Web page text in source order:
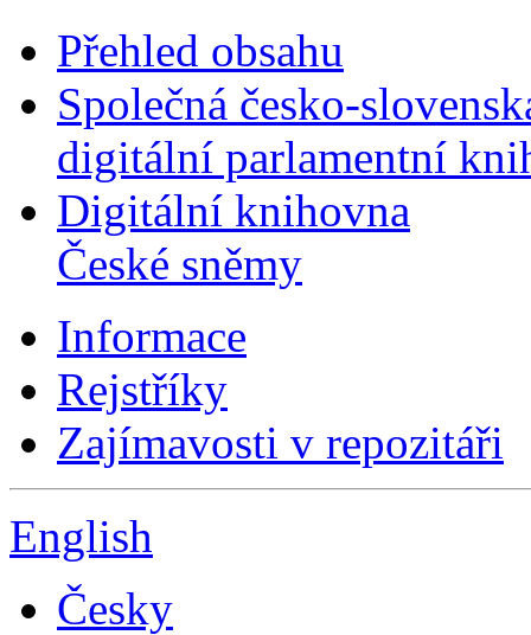
Přehled obsahu
Společná česko-
digitální parlamentní
Digitální knihovna
České sněmy
Informace
Rejstříky
Zajímavosti v repozitáři
English
Česky